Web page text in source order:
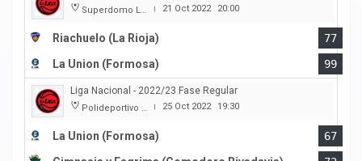
Superdomo La Rioja | 21 Oct 2022 20:00
Riachuelo (La Rioja)
77
La Union (Formosa)
99
Liga Nacional - 2022/23 Fase Regular
Polideportivo Cincuentenario | 25 Oct 2022 19:30
La Union (Formosa)
67